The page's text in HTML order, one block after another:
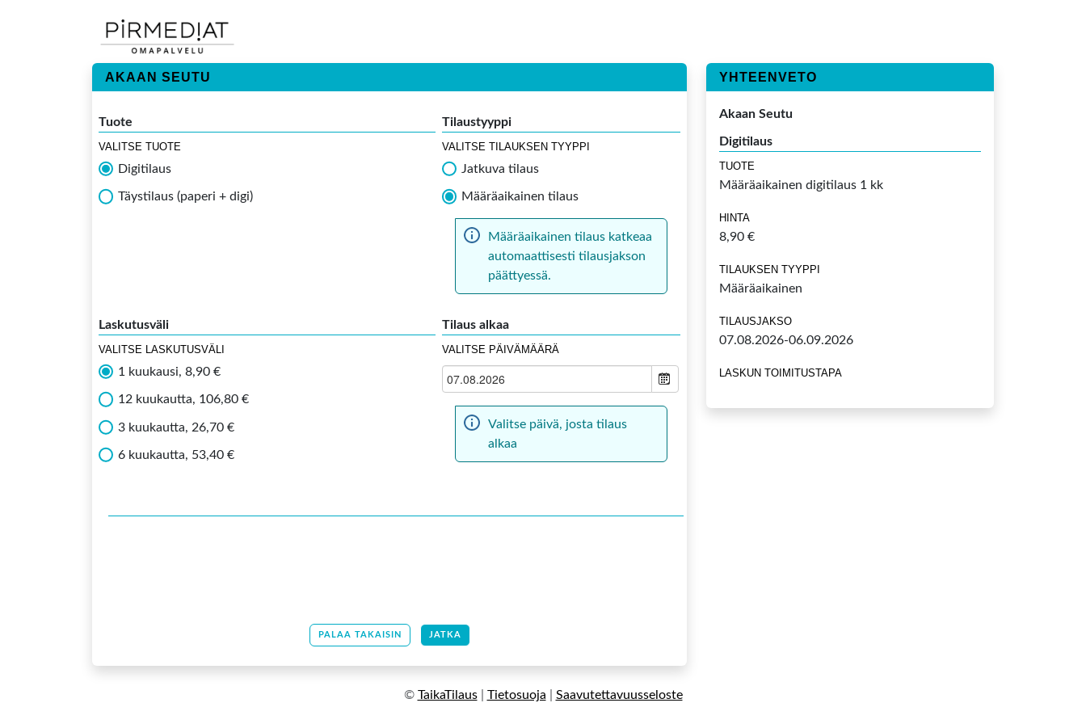
AKAAN SEUTU
Tuote
VALITSE TUOTE
Digitilaus
Täystilaus (paperi + digi)
Tilaustyyppi
VALITSE TILAUKSEN TYYPPI
Jatkuva tilaus
Määräaikainen tilaus
Määräaikainen tilaus katkeaa
automaattisesti tilausjakson
päättyessä.
Laskutusväli
VALITSE LASKUTUSVÄLI
1 kuukausi, 8,90 €
12 kuukautta, 106,80 €
3 kuukautta, 26,70 €
6 kuukautta, 53,40 €
Tilaus alkaa
VALITSE PÄIVÄMÄÄRÄ
Valitse päivä, josta tilaus
alkaa
PALAA TAKAISIN JATKA
YHTEENVETO
Akaan Seutu
Digitilaus
TUOTE
Määräaikainen digitilaus 1 kk
HINTA
8,90 €
TILAUKSEN TYYPPI
Määräaikainen
TILAUSJAKSO
07.08.2026-06.09.2026
LASKUN TOIMITUSTAPA
© TaikaTilaus| Tietosuoja Saavutettavuusseloste